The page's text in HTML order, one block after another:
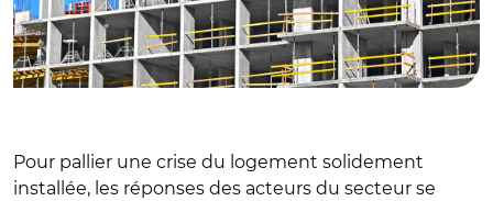
Pour pallier une crise du logement solidement
installée, les réponses des acteurs du secteur se